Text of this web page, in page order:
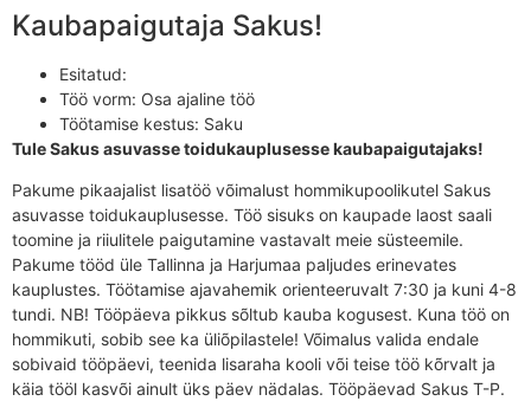
Kaubapaigutaja Sakus!
Esitatud:
Töö vorm: Osa ajaline töö
Töötamise kestus: Saku
Tule Sakus asuvasse toidukauplusesse kaubapaigutajaks!
Pakume pikaajalist lisatöö võimalust hommikupoolikutel Sakus
asuvasse toidukauplusesse. Töö sisuks on kaupade laost saali
toomine ja riiulitele paigutamine vastavalt meie süsteemile.
Pakume tööd üle Tallinna ja Harjumaa paljudes erinevates
kauplustes. Töötamise ajavahemik orienteeruvalt 7:30 ja kuni 4-8
tundi. NB! Tööpäeva pikkus sõltub kauba kogusest. Kuna töö on
hommikuti, sobib see ka üliõpilastele! Võimalus valida endale
sobivaid tööpäevi, teenida lisaraha kooli või teise töö kõrvalt ja
käia tööl kasvõi ainult üks päev nädalas. Tööpäevad Sakus T-P.